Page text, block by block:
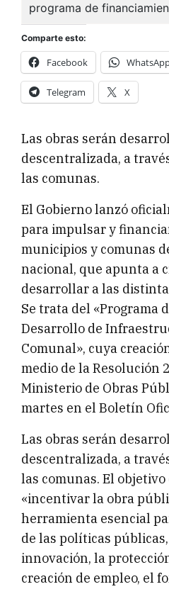
Comparte esto:
Facebook
Telegram X
Las obras serán
descentralizada, a
las comunas.
El Gobierno lanzó
para impulsar y
municipios y comunas
nacional, que apunta a
desarrollar a las
Se trata del «Programa
Desarrollo de
Comunal», cuya
medio de la Resolución
Ministerio de Obras
martes en el Boletín
Las obras serán
descentralizada, a
las comunas. El
«incentivar la obra
herramienta esencial
de las políticas
innovación, la
creación de empleo, el